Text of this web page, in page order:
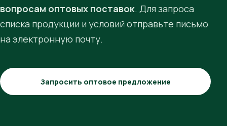
вопросам оптовых поставок. Для запроса
списка продукции и условий отправьте письмо
на электронную почту.
Запросить оптовое предложение